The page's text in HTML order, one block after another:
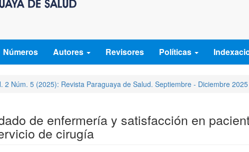
Números Autores Revisores Políticas
2 Núm. 5 (2025): Revista Paraguaya de Salud. Septiembre - Diciembre 2025
de enfermería y satisfacción en
de cirugía